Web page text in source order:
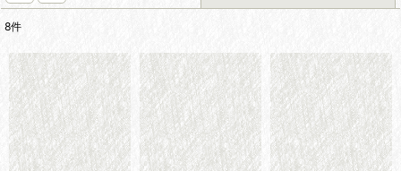
並び順:
絞り込む
8件